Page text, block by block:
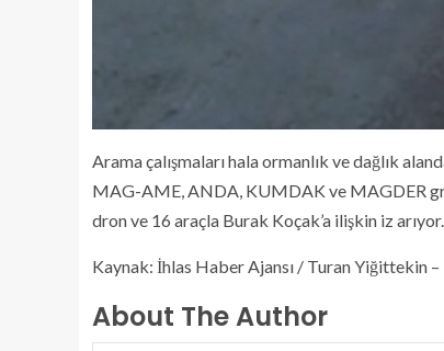
Arama çalışmaları hala ormanlık ve dağlık
MAG-AME, ANDA, KUMDAK ve MAGDER
dron ve 16 araçla Burak Koçak’a ilişkin iz arıyor.
Kaynak: İhlas Haber Ajansı / Turan Yiğittekin –
About The Author